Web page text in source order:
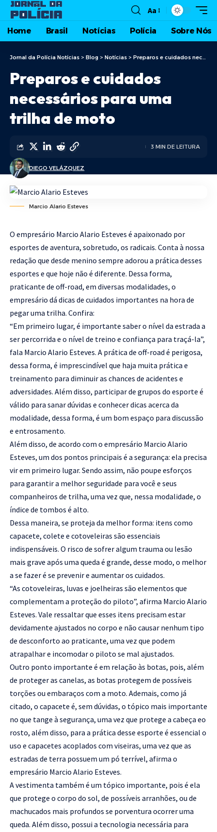
Aa
Home Brasil Notícias Polícia Sobre Nós
Jornal da Polícia Notícias > Blog > Notícias > Preparos e cuidados necessários para uma trilha de moto
Preparos e cuidados
necessários para uma
trilha de moto
DIEGO VELÁZQUEZ
3 MIN DE LEITURA
Marcio Alario Esteves
O empresário Marcio Alario Esteves é apaixonado por
esportes de aventura, sobretudo, os radicais. Conta à nossa
redação que desde menino sempre adorou a prática desses
esportes e que hoje não é diferente. Dessa forma,
praticante de off-road, em diversas modalidades, o
empresário dá dicas de cuidados importantes na hora de
pegar uma trilha. Confira:
“Em primeiro lugar, é importante saber o nível da estrada a
ser percorrida e o nível de treino e confiança para traçá-la”,
fala Marcio Alario Esteves. A prática de off-road é perigosa,
dessa forma, é imprescindível que haja muita prática e
treinamento para diminuir as chances de acidentes e
adversidades. Além disso, participar de grupos do esporte é
válido para sanar dúvidas e conhecer dicas acerca da
modalidade, dessa forma, é um bom espaço para discussão
e entrosamento.
Além disso, de acordo com o empresário Marcio Alario
Esteves, um dos pontos principais é a segurança: ela precisa
vir em primeiro lugar. Sendo assim, não poupe esforços
para garantir a melhor seguridade para você e seus
companheiros de trilha, uma vez que, nessa modalidade, o
índice de tombos é alto.
Dessa maneira, se proteja da melhor forma: itens como
capacete, colete e cotoveleiras são essenciais
indispensáveis. O risco de sofrer algum trauma ou lesão
mais grave após uma queda é grande, desse modo, o melhor
a se fazer é se prevenir e aumentar os cuidados.
“As cotoveleiras, luvas e joelheiras são elementos que
complementam a proteção do piloto”, afirma Marcio Alario
Esteves. Vale ressaltar que esses itens precisam estar
devidamente ajustados no corpo e não causar nenhum tipo
de desconforto ao praticante, uma vez que podem
atrapalhar e incomodar o piloto se mal ajustados.
Outro ponto importante é em relação às botas, pois, além
de proteger as canelas, as botas protegem de possíveis
torções ou embaraços com a moto. Ademais, como já
citado, o capacete é, sem dúvidas, o tópico mais importante
no que tange à segurança, uma vez que protege a cabeça eo
rosto, além disso, para a prática desse esporte é essencial o
uso e capacetes acoplados com viseiras, uma vez que as
estradas de terra possuem um pó terrível, afirma o
empresário Marcio Alario Esteves.
A vestimenta também é um tópico importante, pois é ela
que protege o corpo do sol, de possíveis arranhões, ou de
machucados mais profundos se porventura ocorrer uma
queda. Além disso, possui a tecnologia necessária para